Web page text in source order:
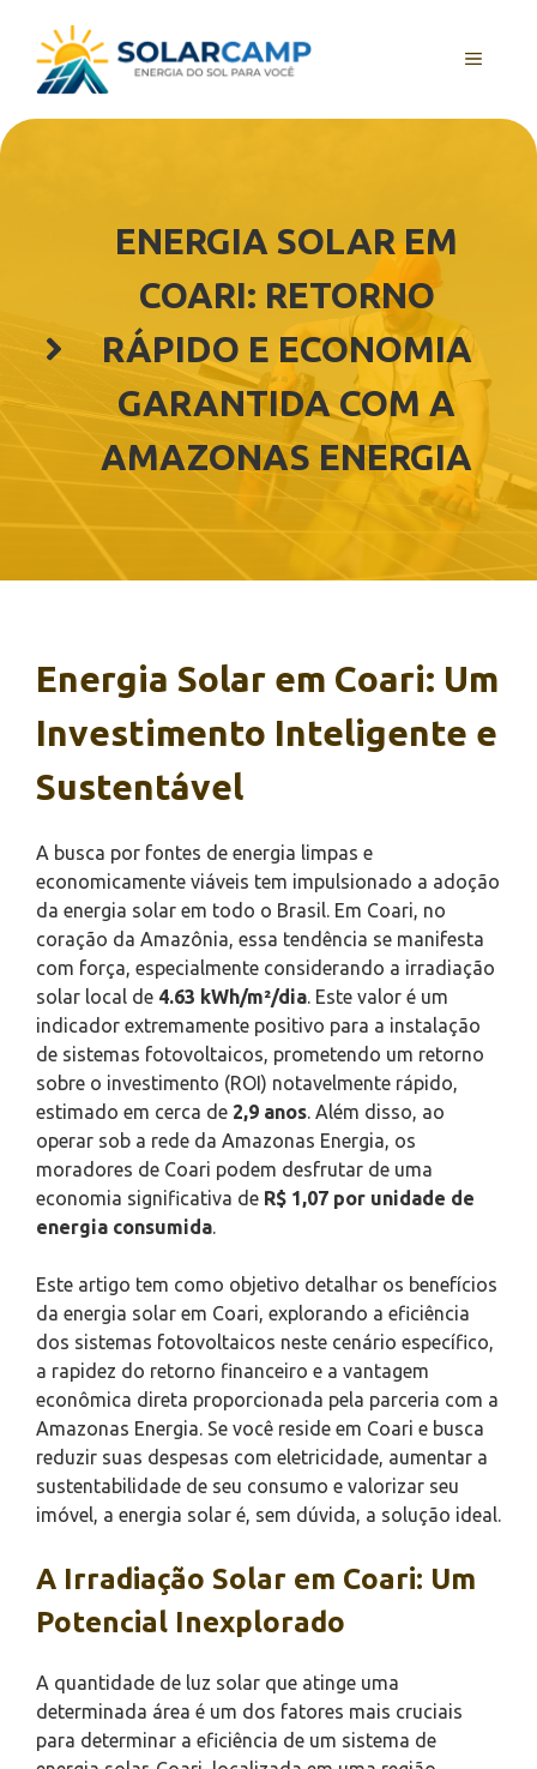
conteúdo
MENU
ENERGIA SOLAR EM
COARI: RETORNO
RÁPIDO E ECONOMIA
GARANTIDA COM A
AMAZONAS ENERGIA
Energia Solar em Coari: Um
Investimento Inteligente e
Sustentável
A busca por fontes de energia limpas e
economicamente viáveis tem impulsionado a adoção
da energia solar em todo o Brasil. Em Coari, no
coração da Amazônia, essa tendência se manifesta
com força, especialmente considerando a irradiação
solar local de 4.63 kWh/m²/dia . Este valor é um
indicador extremamente positivo para a instalação
de sistemas fotovoltaicos, prometendo um retorno
sobre o investimento (ROI) notavelmente rápido,
estimado em cerca de 2,9 anos . Além disso, ao
operar sob a rede da Amazonas Energia, os
moradores de Coari podem desfrutar de uma
economia significativa de R$ 1,07 por unidade de
energia consumida
Este artigo tem como objetivo detalhar os benefícios
da energia solar em Coari, explorando a eficiência
dos sistemas fotovoltaicos neste cenário específico,
a rapidez do retorno financeiro e a vantagem
econômica direta proporcionada pela parceria com a
Amazonas Energia. Se você reside em Coari e busca
reduzir suas despesas com eletricidade, aumentar a
sustentabilidade de seu consumo e valorizar seu
imóvel, a energia solar é, sem dúvida, a solução ideal.
A Irradiação Solar em Coari: Um
Potencial Inexplorado
A quantidade de luz solar que atinge uma
determinada área é um dos fatores mais cruciais
para determinar a eficiência de um sistema de